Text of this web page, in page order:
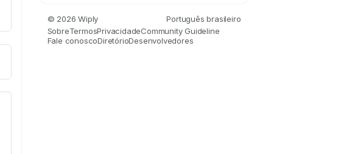
© 2026 Wiply
Português brasileiro
SobreTermosPrivacidadeCommunity Guideline
Fale conoscoDiretórioDesenvolvedores